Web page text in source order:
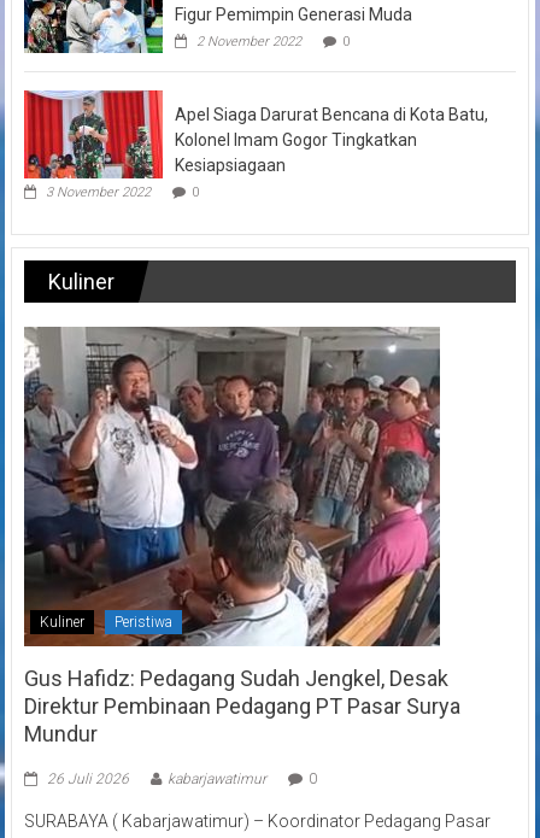
Figur Pemimpin Generasi Muda
2 November 2022 0
Apel Siaga Darurat Bencana di Kota Batu,
Kolonel Imam Gogor Tingkatkan
Kesiapsiagaan
3 November 2022 0
Kuliner
Kuliner Peristiwa
Gus Hafidz: Pedagang Sudah Jengkel, Desak
Direktur Pembinaan Pedagang PT Pasar Surya
Mundur
26 Juli 2026 kabarjawatimur 0
SURABAYA ( Kabarjawatimur) – Koordinator Pedagang Pasar